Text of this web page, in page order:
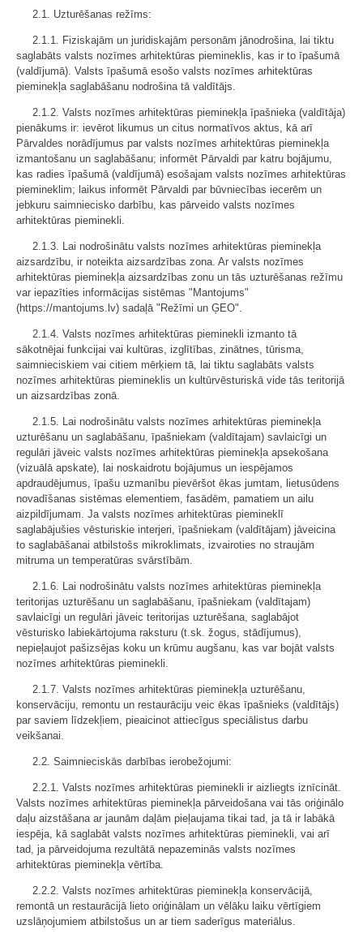
2.1. Uzturēšanas režīms:
2.1.1. Fiziskajām un juridiskajām personām jānodrošina, lai tiktu
saglabāts valsts nozīmes arhitektūras piemineklis, kas ir to īpašumā
(valdījumā). Valsts īpašumā esošo valsts nozīmes arhitektūras
pieminekļa saglabāšanu nodrošina tā valdītājs.
2.1.2. Valsts nozīmes arhitektūras pieminekļa īpašnieka (valdītāja)
pienākums ir: ievērot likumus un citus normatīvos aktus, kā arī
Pārvaldes norādījumus par valsts nozīmes arhitektūras pieminekļa
izmantošanu un saglabāšanu; informēt Pārvaldi par katru bojājumu,
kas radies īpašumā (valdījumā) esošajam valsts nozīmes arhitektūras
piemineklim; laikus informēt Pārvaldi par būvniecības iecerēm un
jebkuru saimniecisko darbību, kas pārveido valsts nozīmes
arhitektūras pieminekli.
2.1.3. Lai nodrošinātu valsts nozīmes arhitektūras pieminekļa
aizsardzību, ir noteikta aizsardzības zona. Ar valsts nozīmes
arhitektūras pieminekļa aizsardzības zonu un tās uzturēšanas režīmu
var iepazīties informācijas sistēmas "Mantojums"
(https://mantojums.lv) sadaļā "Režīmi un ĢEO".
2.1.4. Valsts nozīmes arhitektūras pieminekli izmanto tā
sākotnējai funkcijai vai kultūras, izglītības, zinātnes, tūrisma,
saimnieciskiem vai citiem mērķiem tā, lai tiktu saglabāts valsts
nozīmes arhitektūras piemineklis un kultūrvēsturiskā vide tās teritorijā
un aizsardzības zonā.
2.1.5. Lai nodrošinātu valsts nozīmes arhitektūras pieminekļa
uzturēšanu un saglabāšanu, īpašniekam (valdītajam) savlaicīgi un
regulāri jāveic valsts nozīmes arhitektūras pieminekļa apsekošana
(vizuālā apskate), lai noskaidrotu bojājumus un iespējamos
apdraudējumus, īpašu uzmanību pievēršot ēkas jumtam, lietusūdens
novadīšanas sistēmas elementiem, fasādēm, pamatiem un ailu
aizpildījumam. Ja valsts nozīmes arhitektūras piemineklī
saglabājušies vēsturiskie interjeri, īpašniekam (valdītājam) jāveicina
to saglabāšanai atbilstošs mikroklimats, izvairoties no straujām
mitruma un temperatūras svārstībām.
2.1.6. Lai nodrošinātu valsts nozīmes arhitektūras pieminekļa
teritorijas uzturēšanu un saglabāšanu, īpašniekam (valdītajam)
savlaicīgi un regulāri jāveic teritorijas uzturēšana, saglabājot
vēsturisko labiekārtojuma raksturu (t.sk. žogus, stādījumus),
nepieļaujot pašizsējas koku un krūmu augšanu, kas var bojāt valsts
nozīmes arhitektūras pieminekli.
2.1.7. Valsts nozīmes arhitektūras pieminekļa uzturēšanu,
konservāciju, remontu un restaurāciju veic ēkas īpašnieks (valdītājs)
par saviem līdzekļiem, pieaicinot attiecīgus speciālistus darbu
veikšanai.
2.2. Saimnieciskās darbības ierobežojumi:
2.2.1. Valsts nozīmes arhitektūras pieminekli ir aizliegts iznīcināt.
Valsts nozīmes arhitektūras pieminekļa pārveidošana vai tās oriģinālo
daļu aizstāšana ar jaunām daļām pieļaujama tikai tad, ja tā ir labākā
iespēja, kā saglabāt valsts nozīmes arhitektūras pieminekli, vai arī
tad, ja pārveidojuma rezultātā nepazeminās valsts nozīmes
arhitektūras pieminekļa vērtība.
2.2.2. Valsts nozīmes arhitektūras pieminekļa konservācijā,
remontā un restaurācijā lieto oriģinālam un vēlāku laiku vērtīgiem
uzslāņojumiem atbilstošus un ar tiem saderīgus materiālus.